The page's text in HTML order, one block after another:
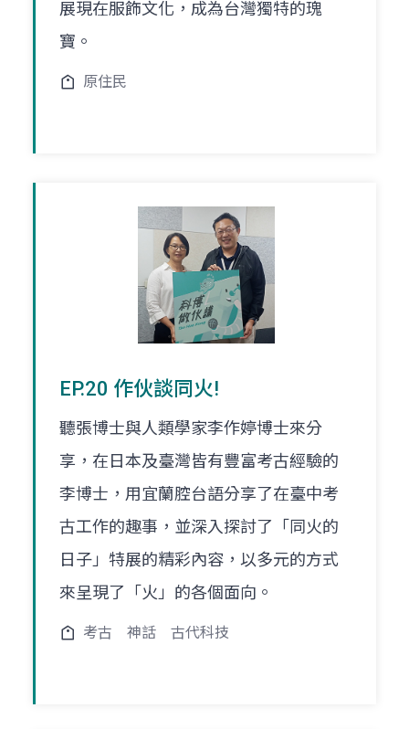
展現在服飾文化，成為台灣獨特的瑰
寶。
原住民
EP.20 作伙談同火!
聽張博士與人類學家李作婷博士來分
享，在日本及臺灣皆有豐富考古經驗的
李博士，用宜蘭腔台語分享了在臺中考
古工作的趣事，並深入探討了「同火的
日子」特展的精彩內容，以多元的方式
來呈現了「火」的各個面向。
考古 神話 古代科技